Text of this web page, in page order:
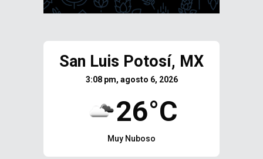
San Luis Potosí, MX
3:08 pm, agosto 6, 2026
26°C
Muy Nuboso